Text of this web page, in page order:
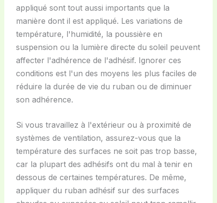
appliqué sont tout aussi importants que la
manière dont il est appliqué. Les variations de
température, l'humidité, la poussière en
suspension ou la lumière directe du soleil peuvent
affecter l'adhérence de l'adhésif. Ignorer ces
conditions est l'un des moyens les plus faciles de
réduire la durée de vie du ruban ou de diminuer
son adhérence.
Si vous travaillez à l'extérieur ou à proximité de
systèmes de ventilation, assurez-vous que la
température des surfaces ne soit pas trop basse,
car la plupart des adhésifs ont du mal à tenir en
dessous de certaines températures. De même,
appliquer du ruban adhésif sur des surfaces